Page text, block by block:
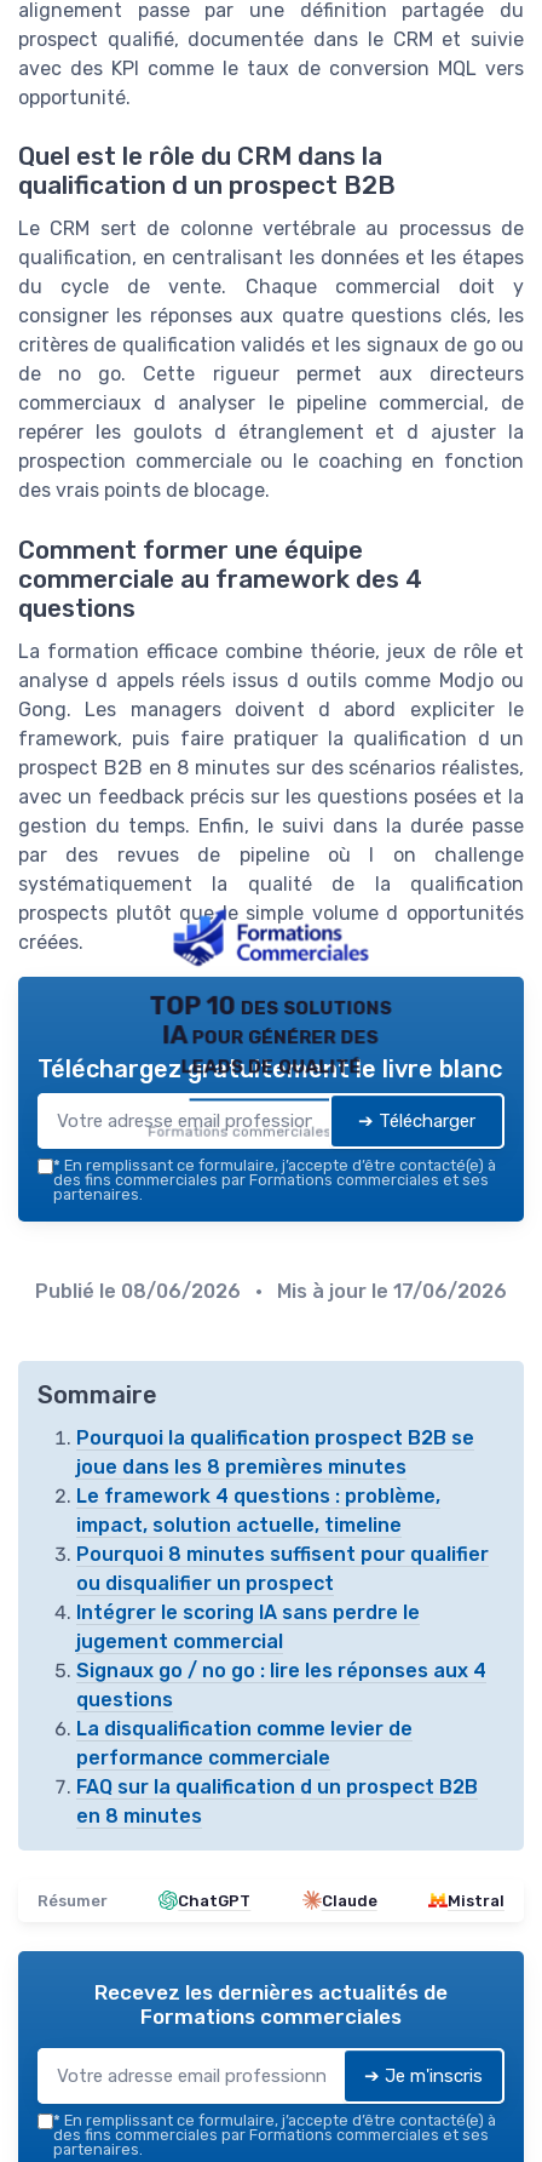
alignement passe par une définition partagée du
prospect qualifié, documentée dans le CRM et suivie
avec des KPI comme le taux de conversion MQL vers
opportunité.
Quel est le rôle du CRM dans la
qualification d un prospect B2B
Le CRM sert de colonne vertébrale au processus de
qualification, en centralisant les données et les étapes
du cycle de vente. Chaque commercial doit y
consigner les réponses aux quatre questions clés, les
critères de qualification validés et les signaux de go ou
de no go. Cette rigueur permet aux directeurs
commerciaux d analyser le pipeline commercial, de
repérer les goulots d étranglement et d ajuster la
prospection commerciale ou le coaching en fonction
des vrais points de blocage.
Comment former une équipe
commerciale au framework des 4
questions
La formation efficace combine théorie, jeux de rôle et
analyse d appels réels issus d outils comme Modjo ou
Gong. Les managers doivent d abord expliciter le
framework, puis faire pratiquer la qualification d un
prospect B2B en 8 minutes sur des scénarios réalistes,
avec un feedback précis sur les questions posées et la
gestion du temps. Enfin, le suivi dans la durée passe
par des revues de pipeline où l on challenge
systématiquement la qualité de la qualification
prospects plutôt que le simple volume d opportunités
créées.
TOP 10 des solutions
IA pour générer des
leads de qualité
Formations commerciales — 2026
Téléchargez gratuitement le livre blanc
➔ Télécharger
* En remplissant ce formulaire, j’accepte d’être contacté(e) à
des fins commerciales par Formations commerciales et ses
partenaires.
Publié le 08/06/2026 • Mis à jour le 17/06/2026
Sommaire
Pourquoi la qualification prospect B2B se
joue dans les 8 premières minutes
Le framework 4 questions : problème,
impact, solution actuelle, timeline
Pourquoi 8 minutes suffisent pour qualifier
ou disqualifier un prospect
Intégrer le scoring IA sans perdre le
jugement commercial
Signaux go / no go : lire les réponses aux 4
questions
La disqualification comme levier de
performance commerciale
FAQ sur la qualification d un prospect B2B
en 8 minutes
Résumer ChatGPT Claude Mistral
Recevez les dernières actualités de
Formations commerciales
➔ Je m'inscris
* En remplissant ce formulaire, j’accepte d’être contacté(e) à
des fins commerciales par Formations commerciales et ses
partenaires.